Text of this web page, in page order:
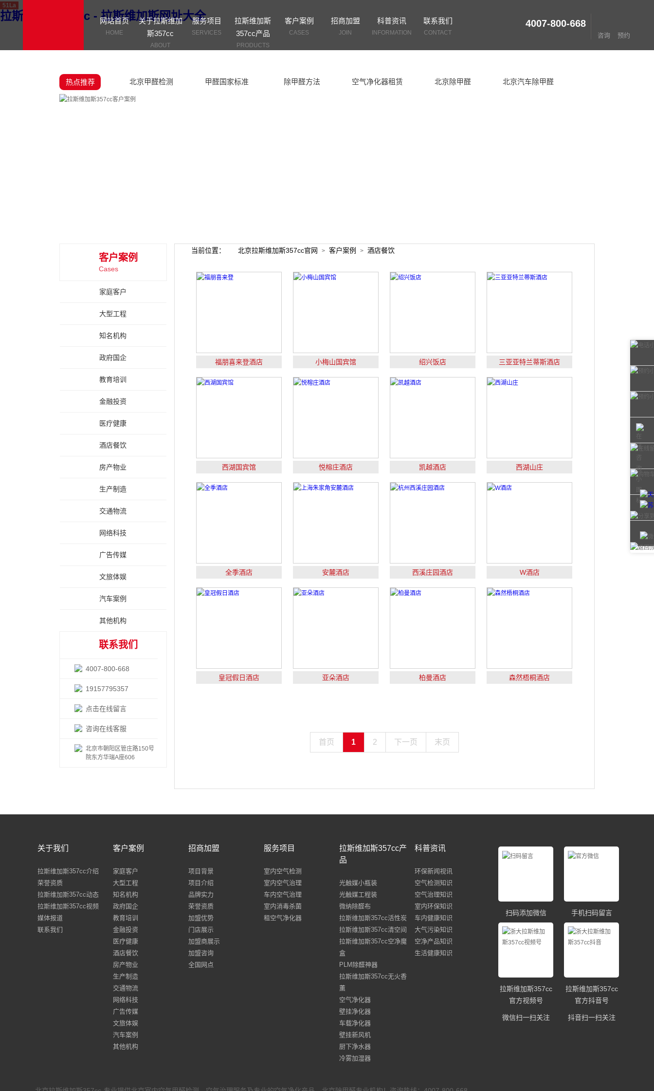
51La
拉斯维加斯357cc - 拉斯维加斯网址大全
网站首页
HOME
关于拉斯维加
斯357cc
ABOUT
服务项目
SERVICES
拉斯维加斯
357cc产品
PRODUCTS
客户案例
CASES
招商加盟
JOIN
科普资讯
INFORMATION
联系我们
CONTACT
4007-800-668
咨询 预约
热点推荐 北京甲醛检测 甲醛国家标准 除甲醛方法 空气净化器租赁 北京除甲醛 北京汽车除甲醛
客户案例
Cases
家庭客户
大型工程
知名机构
政府国企
教育培训
金融投资
医疗健康
酒店餐饮
房产物业
生产制造
交通物流
网络科技
广告传媒
文旅体娱
汽车案例
其他机构
联系我们
4007-800-668
19157795357
点击在线留言
咨询在线客服
北京市朝阳区管庄路150号
院东方华瑞A座606
当前位置： 北京拉斯维加斯357cc官网 > 客户案例 > 酒店餐饮
福朋喜来登酒店 小梅山国宾馆 绍兴饭店 三亚亚特兰蒂斯酒店
西湖国宾馆 悦榕庄酒店 凯越酒店 西湖山庄
全季酒店 安麓酒店 西溪庄园酒店 W酒店
皇冠假日酒店 亚朵酒店 柏曼酒店 森然梧桐酒店
首页 1 2 下一页 末页
关于我们
拉斯维加斯357cc介绍
荣誉资质
拉斯维加斯357cc动态
拉斯维加斯357cc视频
媒体报道
联系我们
客户案例
家庭客户
大型工程
知名机构
政府国企
教育培训
金融投资
医疗健康
酒店餐饮
房产物业
生产制造
交通物流
网络科技
广告传媒
文旅体娱
汽车案例
其他机构
招商加盟
项目背景
项目介绍
品牌实力
荣誉资质
加盟优势
门店展示
加盟商展示
加盟咨询
全国网点
服务项目
室内空气检测
室内空气治理
车内空气治理
室内消毒杀菌
租空气净化器
拉斯维加斯357cc产
品
光触媒小瓶装
光触媒工程装
微纳除醛布
拉斯维加斯357cc活性炭
拉斯维加斯357cc清空间
拉斯维加斯357cc空净魔
盒
PLM除醛神器
拉斯维加斯357cc无火香
薰
空气净化器
壁挂净化器
车载净化器
壁挂新风机
厨下净水器
冷雾加湿器
科普资讯
环保新闻视讯
空气检测知识
空气治理知识
室内环保知识
车内健康知识
大气污染知识
空净产品知识
生活健康知识
手机扫码留言
扫码添加微信
拉斯维加斯357cc
官方抖音号
抖音扫一扫关注
拉斯维加斯357cc
官方视频号
微信扫一扫关注